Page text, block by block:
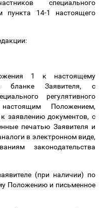
специального
пункта 14-1 настоящего
1 к настоящему
бланке Заявителя, с
регулятивного
Положением,
заявлению документов, с
печатью Заявителя и
в электронном виде,
законодательства
(при наличии) по
Положению и письменное